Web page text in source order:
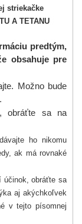
striekačke
A TETANU
predtým,
obsahuje pre
Možno bude
.
obráťte sa na
ho nikomu
ak má rovnaké
obráťte sa
aj akýchkoľvek
v tejto písomnej